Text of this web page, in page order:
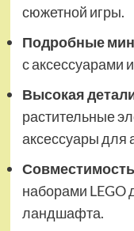
сюжетной игры.
Подробные
с аксессуарами
Высокая
растительные
аксессуары для
наборами LEGO
ландшафта.